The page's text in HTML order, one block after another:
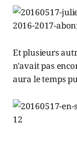
Et plusieurs
n'avait pas
aura le temps